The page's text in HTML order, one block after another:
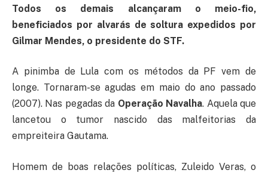
Todos os demais alcançaram o meio-fio,
beneficiados por alvarás de soltura expedidos por
Gilmar Mendes, o presidente do STF.
A pinimba de Lula com os métodos da PF vem de
longe. Tornaram-se agudas em maio do ano passado
(2007). Nas pegadas da Operação Navalha. Aquela que
lancetou o tumor nascido das malfeitorias da
empreiteira Gautama.
Homem de boas relações políticas, Zuleido Veras, o